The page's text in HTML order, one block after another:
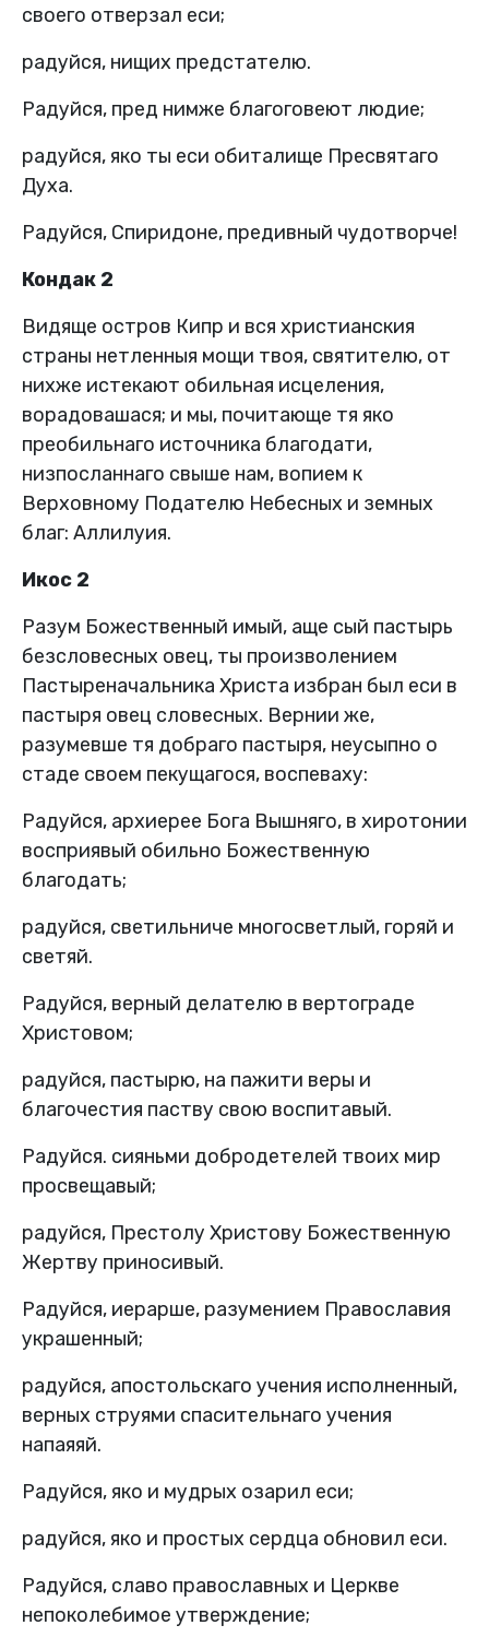
своего отверзал еси;
радуйся, нищих предстателю.
Радуйся, пред нимже благоговеют людие;
радуйся, яко ты еси обиталище Пресвятаго
Духа.
Радуйся, Спиридоне, предивный чудотворче!
Кондак 2
Видяще остров Кипр и вся христианския
страны нетленныя мощи твоя, святителю, от
нихже истекают обильная исцеления,
ворадовашася; и мы, почитающе тя яко
преобильнаго источника благодати,
низпосланнаго свыше нам, вопием к
Верховному Подателю Небесных и земных
благ: Аллилуия.
Икос 2
Разум Божественный имый, аще сый пастырь
безсловесных овец, ты произволением
Пастыреначальника Христа избран был еси в
пастыря овец словесных. Вернии же,
разумевше тя добраго пастыря, неусыпно о
стаде своем пекущагося, воспеваху:
Радуйся, архиерее Бога Вышняго, в хиротонии
восприявый обильно Божественную
благодать;
радуйся, светильниче многосветлый, горяй и
светяй.
Радуйся, верный делателю в вертограде
Христовом;
радуйся, пастырю, на пажити веры и
благочестия паству свою воспитавый.
Радуйся. сияньми добродетелей твоих мир
просвещавый;
радуйся, Престолу Христову Божественную
Жертву приносивый.
Радуйся, иерарше, разумением Православия
украшенный;
радуйся, апостольскаго учения исполненный,
верных струями спасительнаго учения
напаяяй.
Радуйся, яко и мудрых озарил еси;
радуйся, яко и простых сердца обновил еси.
Радуйся, славо православных и Церкве
непоколебимое утверждение;